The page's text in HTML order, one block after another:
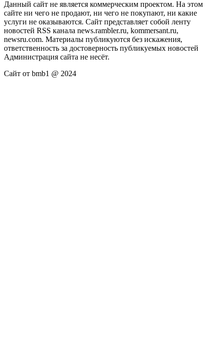
Данный сайт не является коммерческим проектом. На этом
сайте ни чего не продают, ни чего не покупают, ни какие
услуги не оказываются. Сайт представляет собой ленту
новостей RSS канала news.rambler.ru, kommersant.ru,
newsru.com. Материалы публикуются без искажения,
ответственность за достоверность публикуемых новостей
Администрация сайта не несёт.
Сайт от bmb1 @ 2024